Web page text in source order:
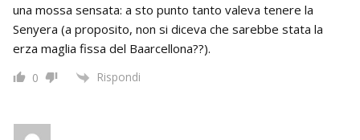
una mossa sensata: a sto punto tanto valeva tenere la
Senyera (a proposito, non si diceva che sarebbe stata la
erza maglia fissa del Baarcellona??).
0 Rispondi